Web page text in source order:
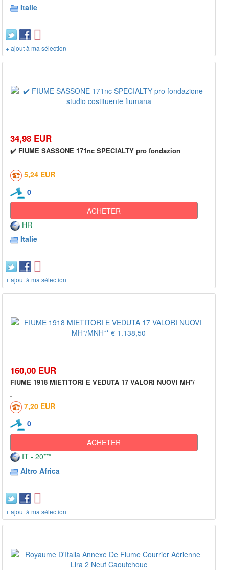
Italie
+ ajout à ma sélection
34,98 EUR
✔️ FIUME SASSONE 171nc SPECIALTY pro fondazion
5,24 EUR
0
ACHETER
HR
Italie
+ ajout à ma sélection
160,00 EUR
FIUME 1918 MIETITORI E VEDUTA 17 VALORI NUOVI MH*/
7,20 EUR
0
ACHETER
IT - 20***
Altro Africa
+ ajout à ma sélection